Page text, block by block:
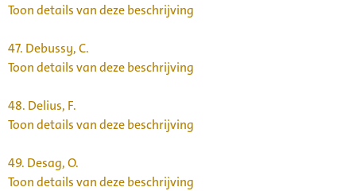
Toon details van deze beschrijving
47. Debussy, C.
Toon details van deze beschrijving
48. Delius, F.
Toon details van deze beschrijving
49. Desag, O.
Toon details van deze beschrijving